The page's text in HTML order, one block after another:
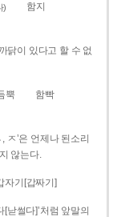
)
함지
닭이 있다고 할 수 없
뿍
함빡
ㅈ’은 언제나 된소리
않는다.
자기[갑짜기]
[낟썰다]’처럼 앞말의